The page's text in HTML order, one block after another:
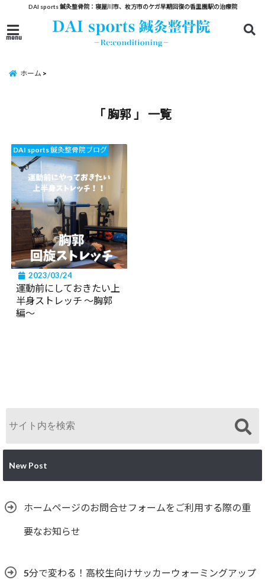
DAI sports 鍼灸整骨院：寝屋川市、枚方市のケガ早期回復の香里園駅の治療院
menu
ホーム
「 胸郭 」 一覧
DAI sports 鍼灸整骨院ブログ
2023/03/24
運動前にしておきたい上
半身ストレッチ 〜胸郭
編〜
New Post
ホームページのお問合せフォームをご利用する際の重
要なお知らせ
5分で変わる！高校生向けサッカーウォーミングアップ